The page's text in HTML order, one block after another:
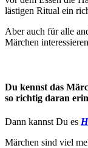
lästigen Ritual ein
Aber auch für alle
Märchen
Du kennst das
so richtig daran
Dann kannst Du es
Märchen sind viel